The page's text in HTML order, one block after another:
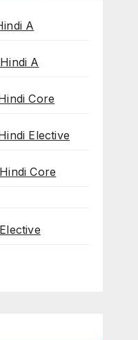
A
A
Core
Elective
Core